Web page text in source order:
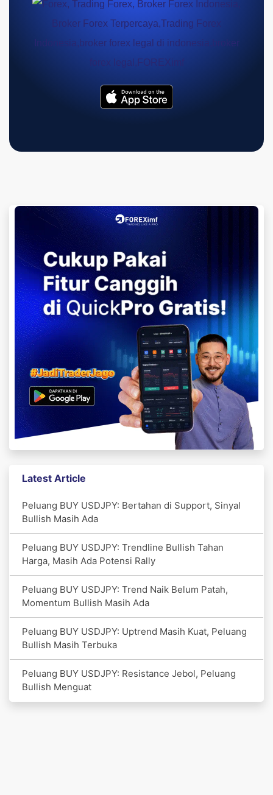
Latest Article
Peluang BUY USDJPY: Bertahan di Support, Sinyal
Bullish Masih Ada
Peluang BUY USDJPY: Trendline Bullish Tahan
Harga, Masih Ada Potensi Rally
Peluang BUY USDJPY: Trend Naik Belum Patah,
Momentum Bullish Masih Ada
Peluang BUY USDJPY: Uptrend Masih Kuat, Peluang
Bullish Masih Terbuka
Peluang BUY USDJPY: Resistance Jebol, Peluang
Bullish Menguat